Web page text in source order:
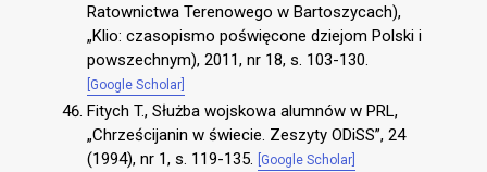
Ratownictwa Terenowego w Bartoszycach),
„Klio: czasopismo poświęcone dziejom Polski i
powszechnym), 2011, nr 18, s. 103-130.
[Google Scholar]
Fitych T., Służba wojskowa alumnów w PRL,
„Chrześcijanin w świecie. Zeszyty ODiSS”, 24
(1994), nr 1, s. 119-135.
[Google Scholar]